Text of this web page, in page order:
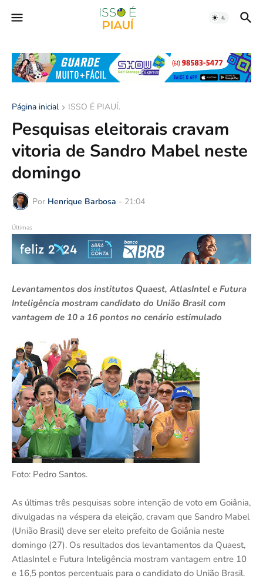
Página inicial ISSO É PIAUÍ.
Pesquisas eleitorais cravam
vitoria de Sandro Mabel neste
domingo
Por Henrique Barbosa - 21:04
Últimas
Levantamentos dos institutos Quaest, AtlasIntel e Futura
Inteligência mostram candidato do União Brasil com
vantagem de 10 a 16 pontos no cenário estimulado
Foto: Pedro Santos.
As últimas três pesquisas sobre intenção de voto em Goiânia,
divulgadas na véspera da eleição, cravam que Sandro Mabel
(União Brasil) deve ser eleito prefeito de Goiânia neste
domingo (27). Os resultados dos levantamentos da Quaest,
AtlasIntel e Futura Inteligência mostram vantagem entre 10
e 16,5 pontos percentuais para o candidato do União Brasil.